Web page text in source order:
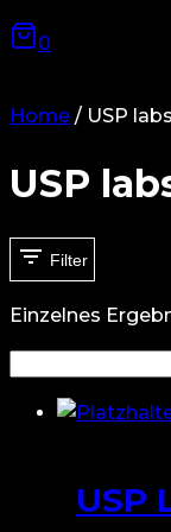
0
Home / USP labs
USP
Filter
Einzelnes
USP